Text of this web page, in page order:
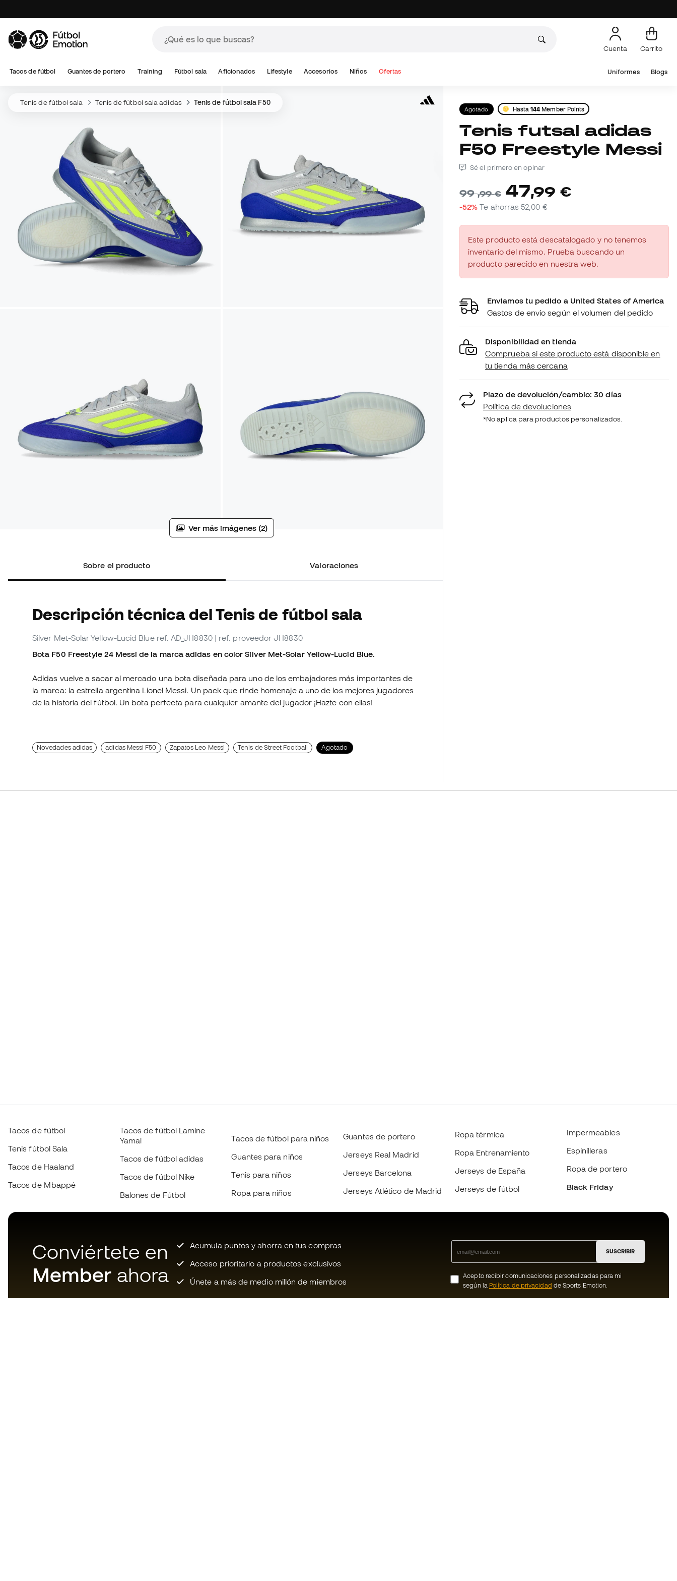
Cuenta Carrito
Tacos de fútbol Guantes de portero Training Fútbol sala Aficionados Lifestyle Accesorios Niños Ofertas Uniformes Blogs
Tenis de fútbol sala Tenis de fútbol sala adidas Tenis de fútbol sala F50
Ver más imágenes (2)
Sobre el producto Valoraciones
Descripción técnica del Tenis de fútbol sala
Silver Met-Solar Yellow-Lucid Blue ref. AD_JH8830 | ref. proveedor JH8830
Bota F50 Freestyle 24 Messi de la marca adidas en color Silver Met-Solar Yellow-Lucid Blue.
Adidas vuelve a sacar al mercado una bota diseñada para uno de los embajadores más importantes de
la marca: la estrella argentina Lionel Messi. Un pack que rinde homenaje a uno de los mejores jugadores
de la historia del fútbol. Un bota perfecta para cualquier amante del jugador ¡Hazte con ellas!
Novedades adidas adidas Messi F50 Zapatos Leo Messi Tenis de Street Football Agotado
Agotado Hasta144 Member Points
Tenis futsal adidas
F50 Freestyle Messi
Sé el primero en opinar
99,99 € 47,99 €
-52% Te ahorras52,00 €
Este producto está descatalogado y no tenemos
inventario del mismo. Prueba buscando un
producto parecido en nuestra web.
Enviamos tu pedido a United States of America
Gastos de envío según el volumen del pedido
Disponibilidad en tienda
Comprueba si este producto está disponible en
tu tienda más cercana
Plazo de devolución/cambio: 30 días
Política de devoluciones
*No aplica para productos personalizados.
Tacos de fútbol
Tenis fútbol Sala
Tacos de Haaland
Tacos de Mbappé
Tacos de fútbol Lamine
Yamal
Tacos de fútbol adidas
Tacos de fútbol Nike
Balones de Fútbol
Tacos de fútbol para niños
Guantes para niños
Tenis para niños
Ropa para niños
Guantes de portero
Jerseys Real Madrid
Jerseys Barcelona
Jerseys Atlético de Madrid
Ropa térmica
Ropa Entrenamiento
Jerseys de España
Jerseys de fútbol
Impermeables
Espinilleras
Ropa de portero
Black Friday
Conviértete en
Member ahora
Acumula puntos y ahorra en tus compras
Acceso prioritario a productos exclusivos
Únete a más de medio millón de miembros
SUSCRIBIR
Acepto recibir comunicaciones personalizadas para mi
según la Política de privacidad de Sports Emotion.